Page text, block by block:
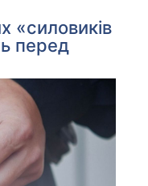
«силовиків
перед